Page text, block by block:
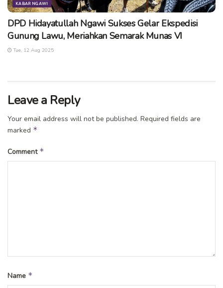
KABAR NGAWI
DPD Hidayatullah Ngawi Sukses Gelar Ekspedisi
Gunung Lawu, Meriahkan Semarak Munas VI
Tue, 12 Aug 2025
Leave a Reply
Your email address will not be published. Required fields are
marked *
Comment *
Name *